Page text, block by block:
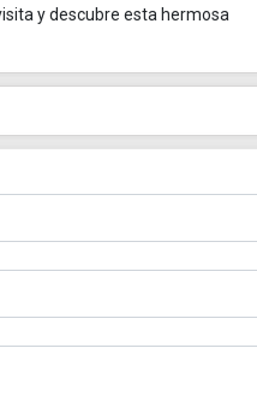
y descubre esta hermosa